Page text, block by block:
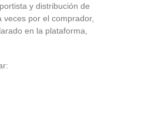
y distribución de
por el comprador,
en la plataforma,